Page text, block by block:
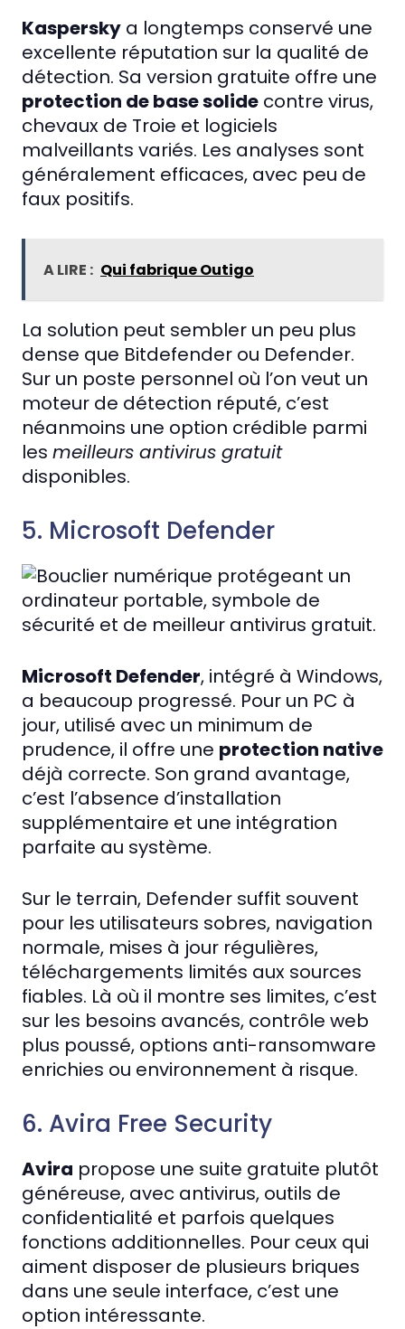
Kaspersky a longtemps conservé une
excellente réputation sur la qualité de
détection. Sa version gratuite offre une
protection de base solide contre virus,
chevaux de Troie et logiciels
malveillants variés. Les analyses sont
généralement efficaces, avec peu de
faux positifs.
A LIRE : Qui fabrique Outigo
La solution peut sembler un peu plus
dense que Bitdefender ou Defender.
Sur un poste personnel où l’on veut un
moteur de détection réputé, c’est
néanmoins une option crédible parmi
les meilleurs antivirus gratuit
disponibles.
5. Microsoft Defender
Microsoft Defender, intégré à Windows,
a beaucoup progressé. Pour un PC à
jour, utilisé avec un minimum de
prudence, il offre une protection native
déjà correcte. Son grand avantage,
c’est l’absence d’installation
supplémentaire et une intégration
parfaite au système.
Sur le terrain, Defender suffit souvent
pour les utilisateurs sobres, navigation
normale, mises à jour régulières,
téléchargements limités aux sources
fiables. Là où il montre ses limites, c’est
sur les besoins avancés, contrôle web
plus poussé, options anti-ransomware
enrichies ou environnement à risque.
6. Avira Free Security
Avira propose une suite gratuite plutôt
généreuse, avec antivirus, outils de
confidentialité et parfois quelques
fonctions additionnelles. Pour ceux qui
aiment disposer de plusieurs briques
dans une seule interface, c’est une
option intéressante.